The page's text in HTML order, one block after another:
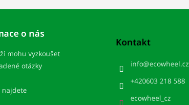
o nás
mohu vyzkoušet
otázky
najdete
Kontakt
info@ecowheel.cz
+420603 218 588
ecowheel_cz